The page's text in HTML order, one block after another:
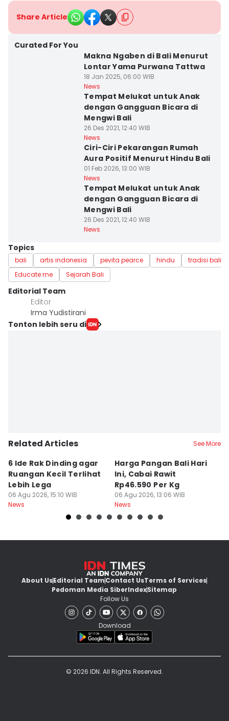
Share Article
Curated For You
Makna Ngaben di Bali Menurut
Lontar Yama Purwana Tattwa
18 Jan 2025, 06:00 WIB
News
Tempat Melukat untuk Anak
dengan Gangguan Bicara di
Mengwi Bali
26 Des 2021, 12:40 WIB
News
Ciri-Ciri Pekarangan Rumah
Aura Positif Menurut Hindu Bali
01 Feb 2026, 13:00 WIB
News
Tempat Melukat untuk Anak
dengan Gangguan Bicara di
Mengwi Bali
26 Des 2021, 12:40 WIB
News
Topics
bali artis indonesia pevita pearce hindu
tradisi bali
Educate me
Sejarah Bali
Editorial Team
Editor
Irma Yudistirani
Tonton lebih seru di
Related Articles See More
6 Ide Rak Dinding agar
Ruangan Kecil Terlihat
Lebih Lega
06 Agu 2026, 15:10 WIB
News
Harga Pangan Bali Hari
Ini, Cabai Rawit
Rp46.590 Per Kg
06 Agu 2026, 13:06 WIB
News
About UsEditorial TeamContact UsTerms of Services
Pedoman Media SiberIndexSitemap
Follow Us
Download
© 2026 IDN. All Rights Reserved.